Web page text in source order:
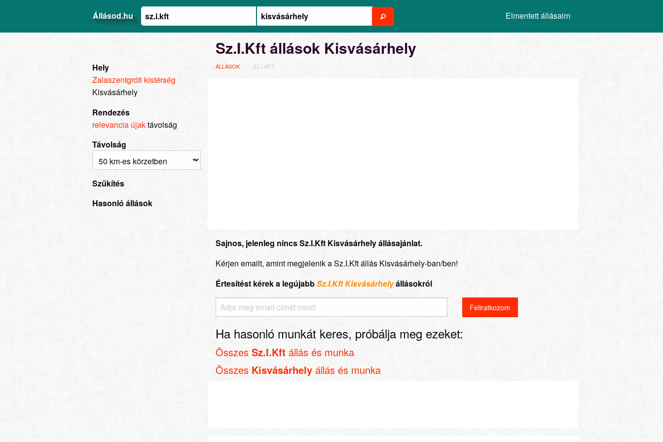
Állásod.hu Elmentett állásaim
Sz.I.Kft állások Kisvásárhely
ÁLLÁSOK SZ.I.KFT
Sajnos, jelenleg nincs Sz.I.Kft Kisvásárhely állásajánlat.
Kérjen emailt, amint megjelenik a Sz.I.Kft állás Kisvásárhely-ban/ben!
Értesítést kérek a legújabbSz.I.Kft Kisvásárhelyállásokról
Ha hasonló munkát keres, próbálja meg ezeket:
Összes Sz.I.Kft állás és munka
Összes Kisvásárhely állás és munka
Hely
Zalaszentgróti kistérség
Kisvásárhely
Rendezés
relevancia újaktávolság
Távolság
Szűkítés
Hasonló állások